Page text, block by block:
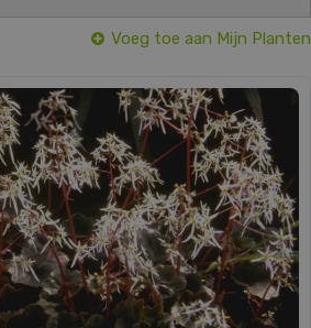
Voeg toe aan Mijn Planten